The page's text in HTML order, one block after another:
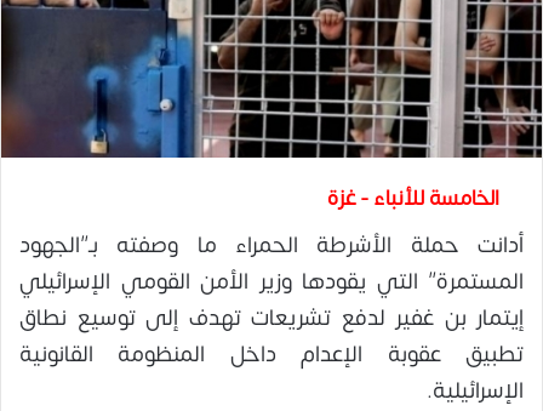
الخامسة للأنباء - غزة
أدانت حملة الأشرطة الحمراء ما وصفته بـ”الجهود
المستمرة” التي يقودها وزير الأمن القومي الإسرائيلي
إيتمار بن غفير لدفع تشريعات تهدف إلى توسيع نطاق
تطبيق عقوبة الإعدام داخل المنظومة القانونية
الإسرائيلية.